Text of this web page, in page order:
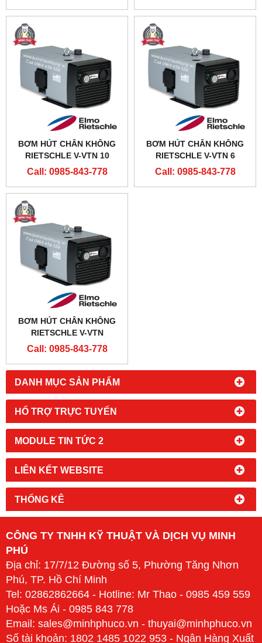
DANH MỤC SẢN PHẨM
HỔ TRỢ TRỰC TUYẾN
MODULE TIN TỨC 2
LIÊN KẾT WEBSITE
THỐNG KÊ
BƠM HÚT CHÂN KHÔNG
RIETSCHLE V-VTN 10
Call: 0985-843-778
BƠM HÚT CHÂN KHÔNG
RIETSCHLE V-VTN 6
Call: 0985-843-778
BƠM HÚT CHÂN KHÔNG
RIETSCHLE V-VTN
Call: 0985-843-778
CÔNG TY TNHH KỸ THUẬT VÀ DỊCH VỤ MINH
PHÚ
Địa chỉ: 17/7/12 Đường số 5, Phường Tăng Nhơn
Phú, TP. Hồ Chí Minh
Tel: 02862862664 - Hotline: Mr Thao - 0985 459 559
Hoặc Ms Ái - 0985 843 778
Email: sales@minhphuco.vn - thuyai@minhphuco.vn
Số tài khoản: 1802 1485 1022 953 - Ngân Hàng Xuất